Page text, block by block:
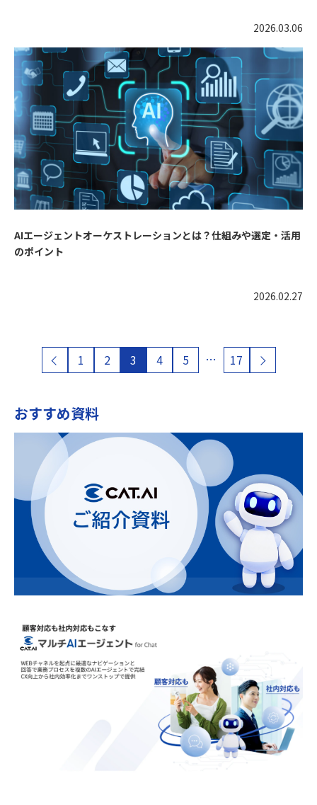
2026.03.06
AIエージェントオーケストレーションとは？仕組みや選定・活用
のポイント
2026.02.27
1 2 3 4 5 … 17
おすすめ資料